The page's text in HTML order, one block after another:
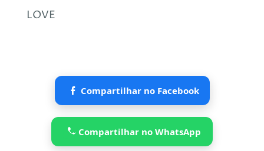
LOVE
Compartilhar no Facebook
Compartilhar no WhatsApp